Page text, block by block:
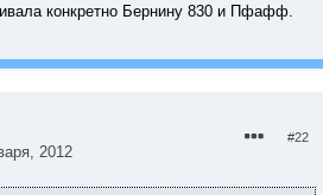
конкретно Бернину 830 и Пфафф.
2012
#22